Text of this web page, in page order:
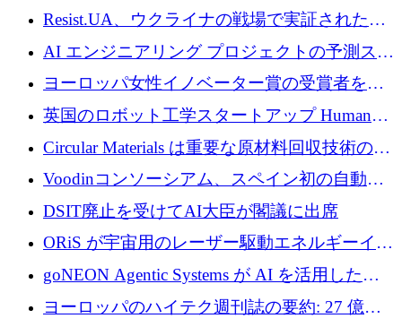
ッション製品インテリジェンス プラットフォ
ームを拡大するためにプレシードを調達
Resist.UA、ウクライナの戦場で実証された防
衛技術を拡大するために5,000万ユーロの欧州
基金を立ち上げる
AI エンジニアリング プロジェクトの予測スタ
ートアップ Cascade が a16z アクセラレータか
らの支援を獲得
ヨーロッパ女性イノベーター賞の受賞者を紹
介します
英国のロボット工学スタートアップ Humanoid
がシリーズ A 1 億 5,200 万ドルで評価額 13 億
5,000 万ドルに到達
Circular Materials は重要な原材料回収技術の拡
張に 1,180 万ユーロを確保
Voodinコンソーシアム、スペイン初の自動木
製ブレード工場の建設にEU補助金4,800万ユ
ーロを確保
DSIT廃止を受けてAI大臣が閣議に出席
ORiS が宇宙用のレーザー駆動エネルギーイン
フラの構築に 500 万ユーロを調達
goNEON Agentic Systems が AI を活用したイ
ンフラ計画を加速するために 16 万ユーロを確
ヨーロッパのハイテク週刊誌の要約: 27 億ユ